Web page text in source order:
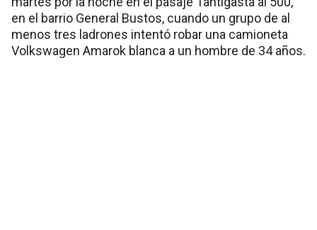
en el barrio General Bustos, cuando un grupo de al
menos tres ladrones intentó robar una camioneta
Volkswagen Amarok blanca a un hombre de 34 años.